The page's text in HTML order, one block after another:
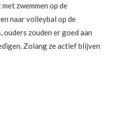
zwemmen op de
naar volleybal op de
ouders zouden er goed aan
Zolang ze actief blijven